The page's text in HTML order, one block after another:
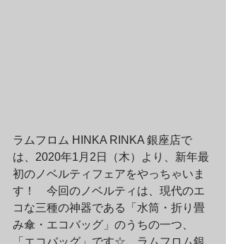
ラムフロム HINKA RINKA 銀座店で
は、2020年1月2日（木）より、新年最
初のノベルティフェアをやっちゃいま
す！　今回のノベルティは、現代のエ
コな三種の神器である「水筒・折り畳
み傘・エコバッグ」のうちの一つ、
「エコバッグ」です☆　ラムフロム銀